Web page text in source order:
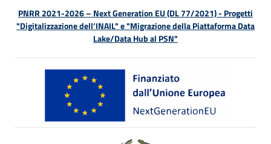
PNRR 2021-2026 – Next Generation EU (DL 77/2021) - Progetti
"Digitalizzazione dell’INAIL" e "Migrazione della Piattaforma Data
Lake/Data Hub al PSN"